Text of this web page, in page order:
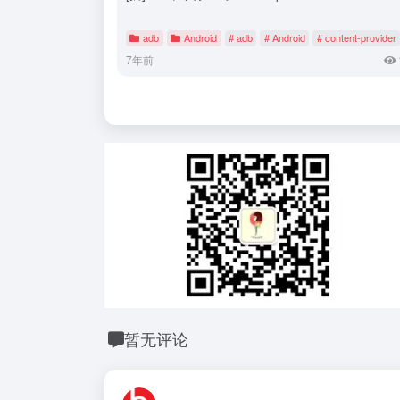
adb Android # adb # Android # content-provider
7年前
暂无评论